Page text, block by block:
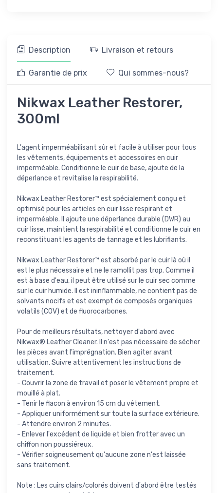
Description Livraison et retours
Garantie de prix Qui sommes-nous?
Nikwax Leather Restorer,
300ml
L'agent imperméabilisant sûr et facile à utiliser pour tous
les vêtements, équipements et accessoires en cuir
imperméable. Conditionne le cuir de base, ajoute de la
déperlance et revitalise la respirabilité.
Nikwax Leather Restorer™ est spécialement conçu et
optimisé pour les articles en cuir lisse respirant et
imperméable. Il ajoute une déperlance durable (DWR) au
cuir lisse, maintient la respirabilité et conditionne le cuir en
reconstituant les agents de tannage et les lubrifiants.
Nikwax Leather Restorer™ est absorbé par le cuir là où il
est le plus nécessaire et ne le ramollit pas trop. Comme il
est à base d'eau, il peut être utilisé sur le cuir sec comme
sur le cuir humide. Il est ininflammable, ne contient pas de
solvants nocifs et est exempt de composés organiques
volatils (COV) et de fluorocarbones.
Pour de meilleurs résultats, nettoyer d'abord avec
Nikwax® Leather Cleaner. Il n'est pas nécessaire de sécher
les pièces avant l'imprégnation. Bien agiter avant
utilisation. Suivre attentivement les instructions de
traitement.
- Couvrir la zone de travail et poser le vêtement propre et
mouillé à plat.
- Tenir le flacon à environ 15 cm du vêtement.
- Appliquer uniformément sur toute la surface extérieure.
- Attendre environ 2 minutes.
- Enlever l'excédent de liquide et bien frotter avec un
chiffon non poussiéreux.
- Vérifier soigneusement qu'aucune zone n'est laissée
sans traitement.
Note : Les cuirs clairs/colorés doivent d'abord être testés